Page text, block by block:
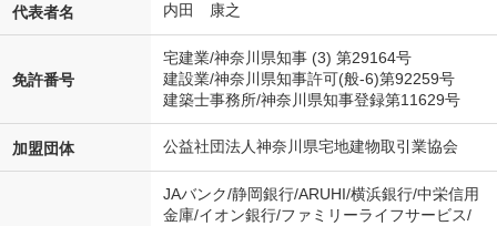
代表者名 内田 康之
免許番号
宅建業/神奈川県知事 (3) 第29164号
建設業/神奈川県知事許可(般-6)第92259号
建築士事務所/神奈川県知事登録第11629号
加盟団体 公益社団法人神奈川県宅地建物取引業協会
JAバンク/静岡銀行/ARUHI/横浜銀行/中栄信用
金庫/イオン銀行/ファミリーライフサービス/